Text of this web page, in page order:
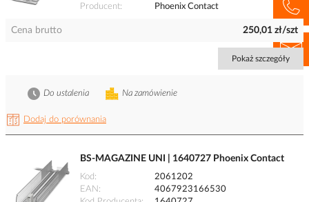
Producent
Phoenix Contact
Cena brutto 250,01 zł/szt
Pokaż szczegóły
Dodaj do porównania
Na zamówienie
Do ustalenia
BS-MAGAZINE UNI | 1640727 Phoenix Contact
Kod
2061202
EAN
4067923166530